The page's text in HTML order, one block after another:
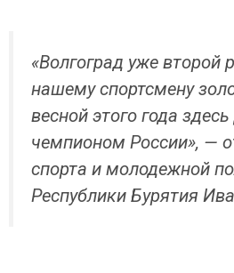
«Волгоград уже второй
нашему спортсмену
весной этого года
чемпионом России», —
спорта и молодежной
Республики Бурятия